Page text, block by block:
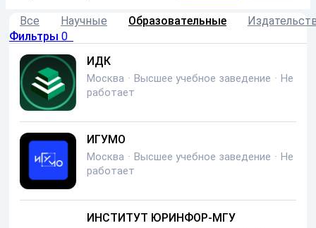
Все Научные Образовательные
Фильтры 0
ИДК
Москва · Высшее учебное заведение · Не
работает
ИГУМО
Москва · Высшее учебное заведение · Не
работает
ИНСТИТУТ ЮРИНФОР-МГУ